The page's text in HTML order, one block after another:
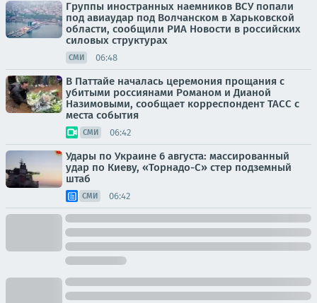
Группы иностранных наемников ВСУ попали
под авиаудар под Волчанском в Харьковской
области, сообщили РИА Новости в российских
силовых структурах
СМИ 06:48
В Паттайе началась церемония прощания с
убитыми россиянами Романом и Дианой
Назимовыми, сообщает корреспондент ТАСС с
места события
СМИ 06:42
Удары по Украине 6 августа: массированный
удар по Киеву, «Торнадо-С» стер подземный
штаб
СМИ 06:42